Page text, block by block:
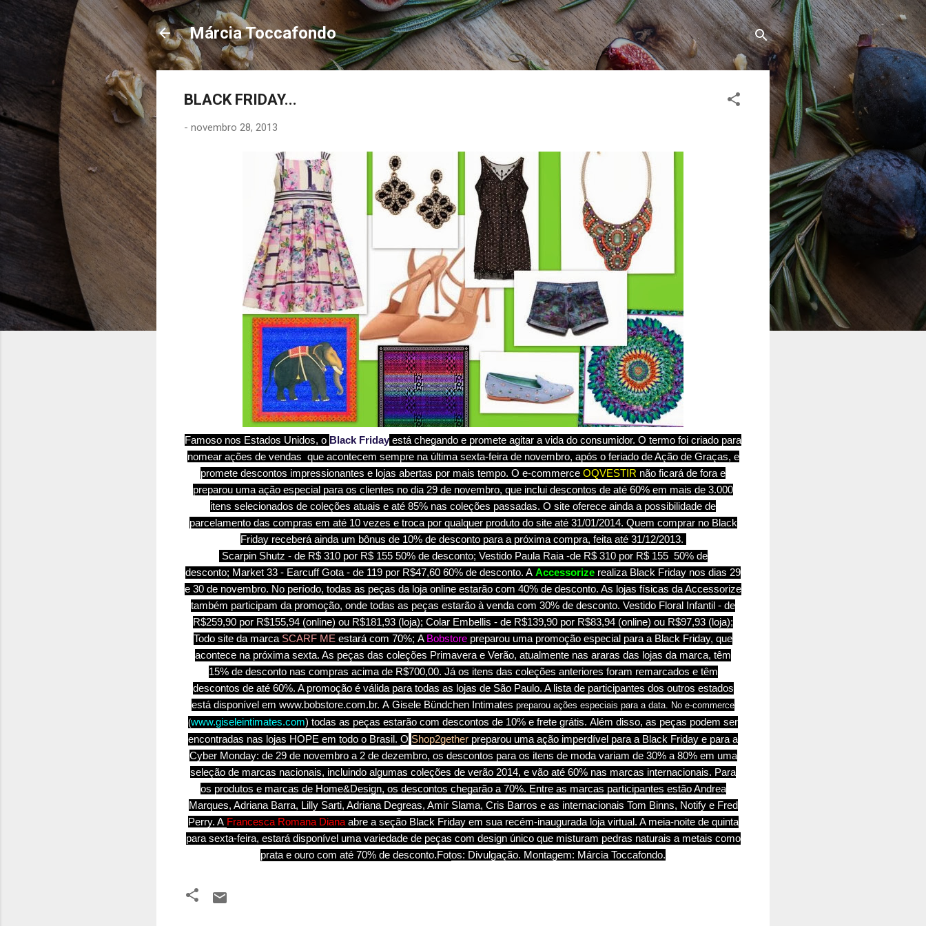
Pular para o conteúdo principal
Márcia Toccafondo
BLACK FRIDAY...
- novembro 28, 2013
Famoso nos Estados Unidos, o Black Friday está chegando e promete agitar a vida do consumidor. O termo foi criado para
nomear ações de vendas que acontecem sempre na última sexta-feira de novembro, após o feriado de Ação de Graças, e
promete descontos impressionantes e lojas abertas por mais tempo. O e-commerce OQVESTIR não ficará de fora e
preparou uma ação especial para os clientes no dia 29 de novembro, que inclui descontos de até 60% em mais de 3.000
itens selecionados de coleções atuais e até 85% nas coleções passadas. O site oferece ainda a possibilidade de
parcelamento das compras em até 10 vezes e troca por qualquer produto do site até 31/01/2014. Quem comprar no Black
Friday receberá ainda um bônus de 10% de desconto para a próxima compra, feita até 31/12/2013.
Scarpin Shutz - de R$ 310 por R$ 155 50% de desconto; Vestido Paula Raia -de R$ 310 por R$ 155 50% de
desconto; Market 33 - Earcuff Gota - de 119 por R$47,60 60% de desconto. A Accessorize realiza Black Friday nos dias 29
e 30 de novembro. No período, todas as peças da loja online estarão com 40% de desconto. As lojas físicas da Accessorize
também participam da promoção, onde todas as peças estarão à venda com 30% de desconto. Vestido Floral Infantil - de
R$259,90 por R$155,94 (online) ou R$181,93 (loja); Colar Embellis - de R$139,90 por R$83,94 (online) ou R$97,93 (loja);
Todo site da marca SCARF ME estará com 70%; A Bobstore preparou uma promoção especial para a Black Friday, que
acontece na próxima sexta. As peças das coleções Primavera e Verão, atualmente nas araras das lojas da marca, têm
15% de desconto nas compras acima de R$700,00. Já os itens das coleções anteriores foram remarcados e têm
descontos de até 60%. A promoção é válida para todas as lojas de São Paulo. A lista de participantes dos outros estados
está disponível em www.bobstore.com.br. A Gisele Bündchen Intimates preparou ações especiais para a data. No e-commerce
(www.giseleintimates.com) todas as peças estarão com descontos de 10% e frete grátis. Além disso, as peças podem ser
encontradas nas lojas HOPE em todo o Brasil. O Shop2gether preparou uma ação imperdível para a Black Friday e para a
Cyber Monday: de 29 de novembro a 2 de dezembro, os descontos para os itens de moda variam de 30% a 80% em uma
seleção de marcas nacionais, incluindo algumas coleções de verão 2014, e vão até 60% nas marcas internacionais. Para
os produtos e marcas de Home&Design, os descontos chegarão a 70%. Entre as marcas participantes estão Andrea
Marques, Adriana Barra, Lilly Sarti, Adriana Degreas, Amir Slama, Cris Barros e as internacionais Tom Binns, Notify e Fred
Perry. A Francesca Romana Dianaabre a seção Black Friday em sua recém-inaugurada loja virtual. A meia-noite de quinta
para sexta-feira, estará disponível uma variedade de peças com design único que misturam pedras naturais a metais como
prata e ouro com até 70% de desconto.Fotos: Divulgação. Montagem: Márcia Toccafondo.